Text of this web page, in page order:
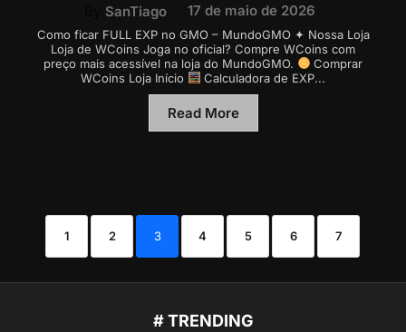
SanTiago 17 de maio de 2026
Como ficar FULL EXP no GMO – MundoGMO ✦ Nossa Loja
Loja de WCoins Joga no oficial? Compre WCoins com
preço mais acessível na loja do MundoGMO.
Comprar
WCoins Loja Início
Calculadora de EXP...
Read More
1 2 3 4 5 6 7
# TRENDING